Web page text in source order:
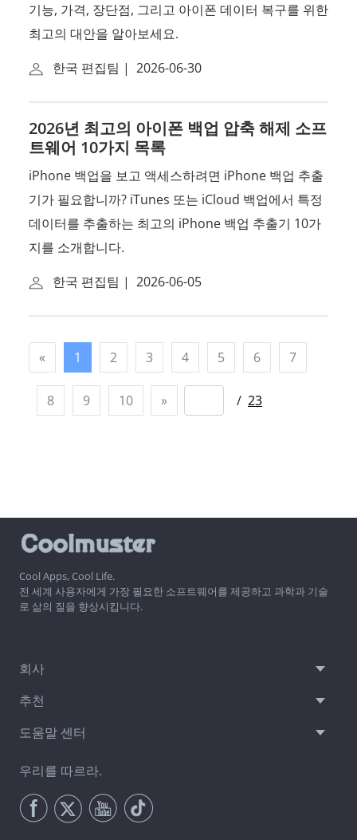
기능, 가격, 장단점, 그리고 아이폰 데이터 복구를 위한
최고의 대안을 알아보세요.
한국 편집팀 | 2026-06-30
2026년 최고의 아이폰 백업 압축 해제 소프
트웨어 10가지 목록
iPhone 백업을 보고 액세스하려면 iPhone 백업 추출
기가 필요합니까? iTunes 또는 iCloud 백업에서 특정
데이터를 추출하는 최고의 iPhone 백업 추출기 10가
지를 소개합니다.
한국 편집팀 | 2026-06-05
« 1 2 3 4 5 6 7
8 9 10 » / 23
Cool Apps, Cool Life.
전 세계 사용자에게 가장 필요한 소프트웨어를 제공하고 과학과 기술
로 삶의 질을 향상시킵니다.
회사
추천
도움말 센터
우리를 따르라.